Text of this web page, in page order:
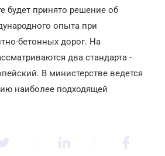
будет принято решение об
опыта при
бетонных дорог. На
два стандарта -
В министерстве ведется
наиболее подходящей